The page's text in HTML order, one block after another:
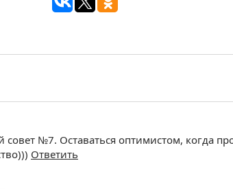
№7. Оставаться оптимистом, когда
Ответить